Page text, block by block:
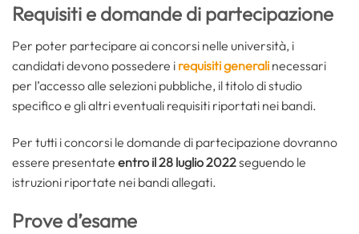
Requisiti e domande di partecipazione
Per poter partecipare ai concorsi nelle università, i
candidati devono possedere i requisiti generali necessari
per l’accesso alle selezioni pubbliche, il titolo di studio
specifico e gli altri eventuali requisiti riportati nei bandi.
Per tutti i concorsi le domande di partecipazione dovranno
essere presentate entro il 28 luglio 2022seguendo le
istruzioni riportate nei bandi allegati.
Prove d’esame